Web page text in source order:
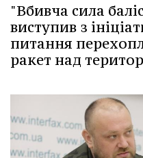
"Вбивча сила
виступив з
питання
ракет над